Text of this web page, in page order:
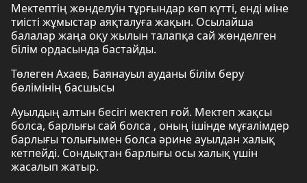
Мектептің жөнделуін тұрғындар көп күтті, енді міне
тиісті жұмыстар аяқталуға жақын. Осылайша
балалар жаңа оқу жылын талапқа сай жөнделген
білім ордасында бастайды.
Төлеген Ахаев, Баянауыл ауданы білім беру
бөлімінің басшысы
Ауылдың алтын бесігі мектеп ғой. Мектеп жақсы
болса, барлығы сай болса , оның ішінде мұғалімдер
барлығы толығымен болса әрине ауылдан халық
кетпейді. Сондықтан барлығы осы халық үшін
жасалып жатыр.